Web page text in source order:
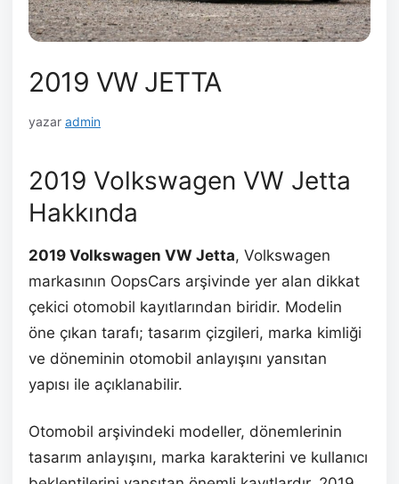
2019 VW JETTA
yazar admin
2019 Volkswagen VW Jetta
Hakkında
2019 Volkswagen VW Jetta, Volkswagen
markasının OopsCars arşivinde yer alan dikkat
çekici otomobil kayıtlarından biridir. Modelin
öne çıkan tarafı; tasarım çizgileri, marka kimliği
ve döneminin otomobil anlayışını yansıtan
yapısı ile açıklanabilir.
Otomobil arşivindeki modeller, dönemlerinin
tasarım anlayışını, marka karakterini ve kullanıcı